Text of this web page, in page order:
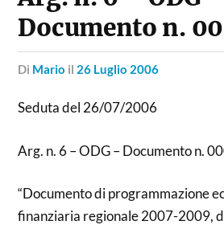
Documento n.
di Mario il 26 Luglio 2006
Seduta del 26/07/2006
Arg. n. 6 – ODG – Documento n.
“Documento di programmazione
finanziaria regionale 2007-2009,